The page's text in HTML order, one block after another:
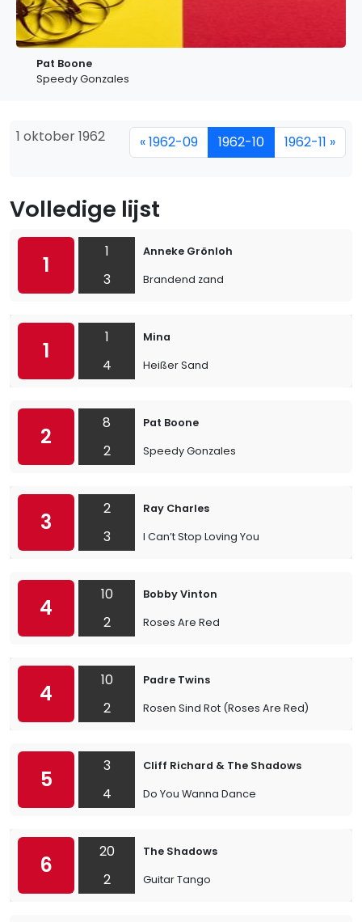
Pat Boone
Speedy Gonzales
1 oktober 1962 « 1962-09 1962-10 1962-11 »
Volledige lijst
1
1
3
Anneke Grönloh
Brandend zand
1
1
4
Mina
Heißer Sand
2
8
2
Pat Boone
Speedy Gonzales
3
2
3
Ray Charles
I Can’t Stop Loving You
4
10
2
Bobby Vinton
Roses Are Red
4
10
2
Padre Twins
Rosen Sind Rot (Roses Are Red)
5
3
4
Cliff Richard & The Shadows
Do You Wanna Dance
6
20
2
The Shadows
Guitar Tango